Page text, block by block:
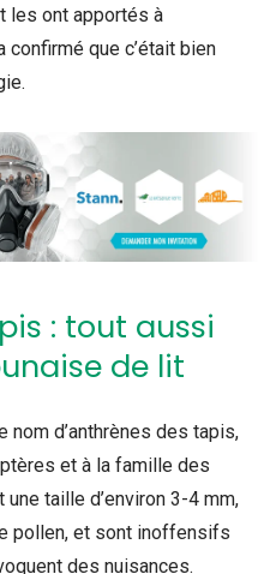
les ont apportés à
confirmé que c’était bien
: tout aussi
de lit
nom d’anthrènes des tapis,
et à la famille des
taille d’environ 3-4 mm,
pollen, et sont inoffensifs
des nuisances.